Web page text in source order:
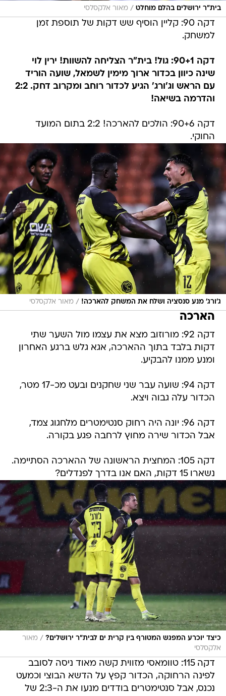
בית"ר ירושלים בהלם מוחלט / מאור אלקסלסי
דקה 90: קליין הוסיף שש דקות של תוספת זמן
למשחק.
דקה 90+1: גול! בית"ר הצליחה להשוות! ירין לוי
שינה כיוון בכדור ארוך מימין לשמאל, שועה הוריד
עם הראש וג'ורג' הגיע לכדור רוחב ומקרוב דחק. 2:2
והדרמה בשיאה!
דקה 90+6: הולכים להארכה! 2:2 בתום המועד
החוקי.
ג'ורג' מנע סנסציה ושלח את המשחק להארכה! / מאור אלקסלסי
הארכה
דקה 92: מורוזוב מצא את עצמו מול השער שתי
דקות בלבד בתוך ההארכה, אגא גלש ברגע האחרון
ומנע ממנו להבקיע.
דקה 94: שועה עבר שני שחקנים ובעט מכ-17 מטר,
הכדור עלה גבוה ויצא.
דקה 96: יונה היה רחוק סנטימטרים מלחגוג צמד,
אבל הכדור שירה מחוץ לרחבה פגע בקורה.
דקה 105: המחצית הראשונה של ההארכה הסתיימה.
נשארו 15 דקות, האם אנו בדרך לפנדלים?
כיצד יוכרע המפגש המטורף בין קרית ים לבית"ר ירושלים? / מאור
אלקסלסי
דקה 115: טוומאסי מזווית קשה מאוד ניסה לסובב
לפינה הרחוקה, הכדור קפץ על הדשא הבוצי וכמעט
נכנס, אבל סנטימטרים בודדים מנעו את ה-2:3 של